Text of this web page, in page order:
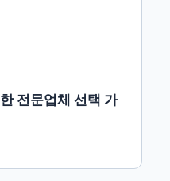
전문업체 선택 가